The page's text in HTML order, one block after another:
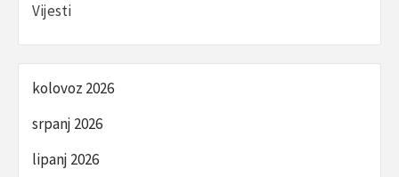
Vijesti
kolovoz 2026
srpanj 2026
lipanj 2026